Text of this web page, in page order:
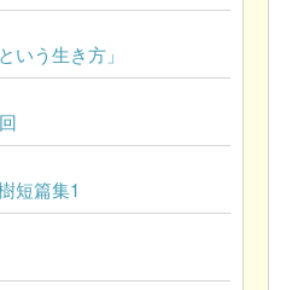
いう生き方」
短篇集1